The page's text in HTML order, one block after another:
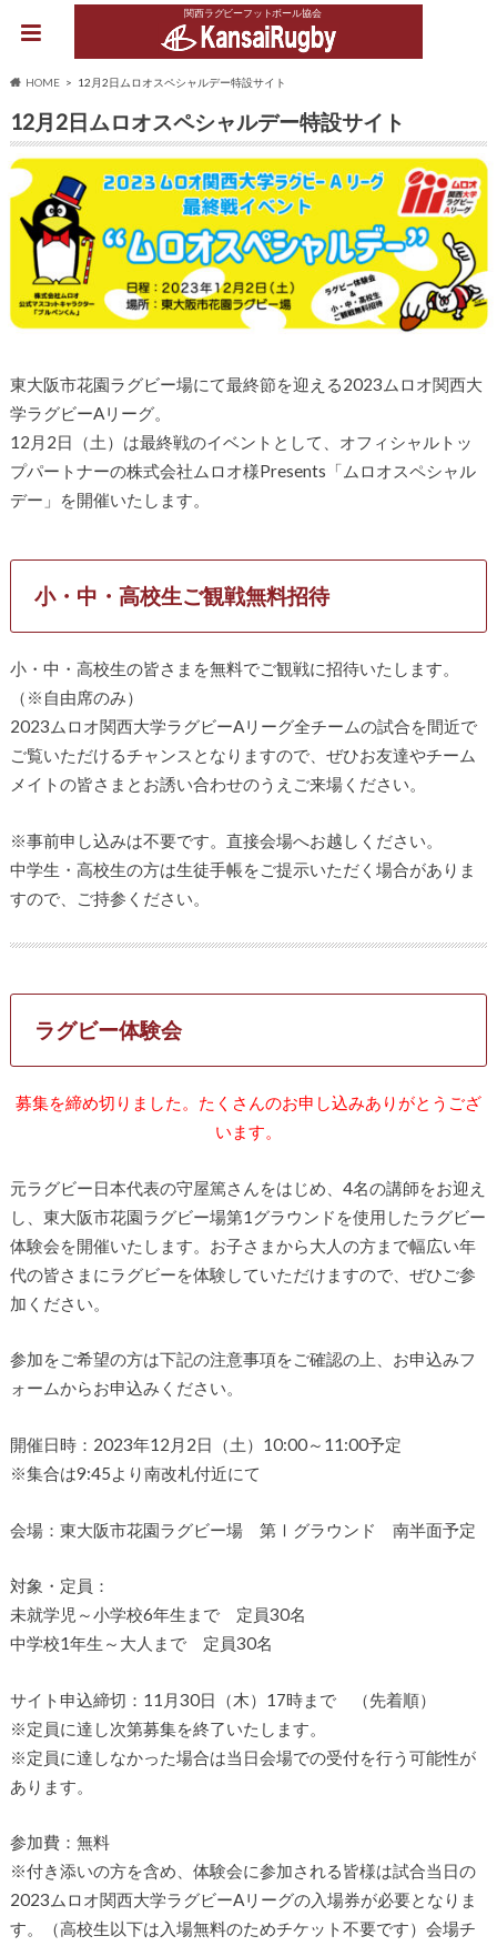
関西ラグビーフットボール協会
HOME 12月2日ムロオスペシャルデー特設サイト
12月2日ムロオスペシャルデー特設サイト
東大阪市花園ラグビー場にて最終節を迎える2023ムロオ関西大
学ラグビーAリーグ。
12月2日（土）は最終戦のイベントとして、オフィシャルトッ
プパートナーの株式会社ムロオ様Presents「ムロオスペシャル
デー」を開催いたします。
小・中・高校生ご観戦無料招待
小・中・高校生の皆さまを無料でご観戦に招待いたします。
（※自由席のみ）
2023ムロオ関西大学ラグビーAリーグ全チームの試合を間近で
ご覧いただけるチャンスとなりますので、ぜひお友達やチーム
メイトの皆さまとお誘い合わせのうえご来場ください。
※事前申し込みは不要です。直接会場へお越しください。
中学生・高校生の方は生徒手帳をご提示いただく場合がありま
すので、ご持参ください。
ラグビー体験会
募集を締め切りました。たくさんのお申し込みありがとうござ
います。
元ラグビー日本代表の守屋篤さんをはじめ、4名の講師をお迎え
し、東大阪市花園ラグビー場第1グラウンドを使用したラグビー
体験会を開催いたします。お子さまから大人の方まで幅広い年
代の皆さまにラグビーを体験していただけますので、ぜひご参
加ください。
参加をご希望の方は下記の注意事項をご確認の上、お申込みフ
ォームからお申込みください。
開催日時：2023年12月2日（土）10:00～11:00予定
※集合は9:45より南改札付近にて
会場：東大阪市花園ラグビー場 第Ⅰグラウンド 南半面予定
対象・定員：
未就学児～小学校6年生まで 定員30名
中学校1年生～大人まで 定員30名
サイト申込締切：11月30日（木）17時まで （先着順）
※定員に達し次第募集を終了いたします。
※定員に達しなかった場合は当日会場での受付を行う可能性が
あります。
参加費：無料
※付き添いの方を含め、体験会に参加される皆様は試合当日の
2023ムロオ関西大学ラグビーAリーグの入場券が必要となりま
す。（高校生以下は入場無料のためチケット不要です）会場チ